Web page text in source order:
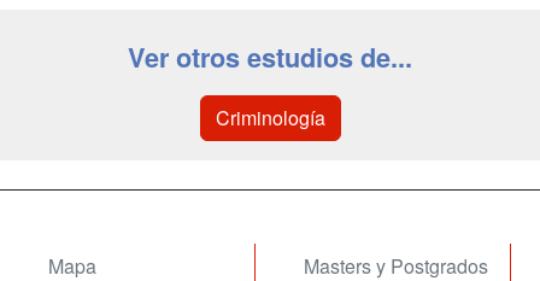
Ver otros estudios de...
Criminología
Mapa
Masters y Postgrados